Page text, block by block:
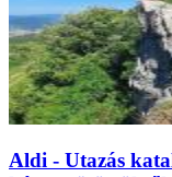
Aldi - Utazás